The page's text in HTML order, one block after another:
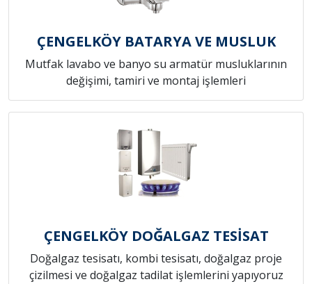
ÇENGELKÖY BATARYA VE MUSLUK
Mutfak lavabo ve banyo su armatür musluklarının
değişimi, tamiri ve montaj işlemleri
ÇENGELKÖY DOĞALGAZ TESİSAT
Doğalgaz tesisatı, kombi tesisatı, doğalgaz proje
çizilmesi ve doğalgaz tadilat işlemlerini yapıyoruz